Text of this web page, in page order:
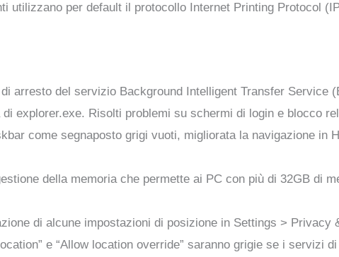
utilizzano per default il protocollo Internet Printing Protocol
arresto del servizio Background Intelligent Transfer Service
di explorer.exe. Risolti problemi su schermi di login e blocco
come segnaposto grigi vuoti, migliorata la navigazione in
della memoria che permette ai PC con più di 32GB di
di alcune impostazioni di posizione in Settings > Privacy
e “Allow location override” saranno grigie se i servizi